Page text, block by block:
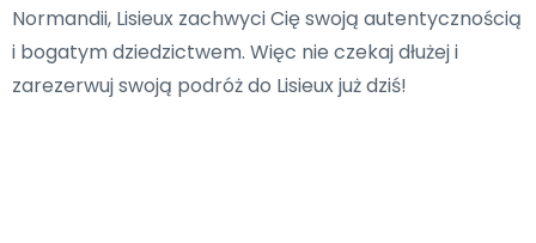
Normandii, Lisieux zachwyci Cię swoją autentycznością
i bogatym dziedzictwem. Więc nie czekaj dłużej i
zarezerwuj swoją podróż do Lisieux już dziś!